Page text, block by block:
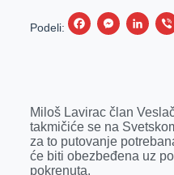
Podeli:
F
b
o
o
M
e
n
g
L
e
d
I
Miloš Lavirac član
takmičiće se na
za to putovanje
će biti obezbeđena uz
pokrenuta.